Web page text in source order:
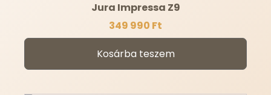
Jura Impressa Z9
349 990 Ft
Kosárba teszem